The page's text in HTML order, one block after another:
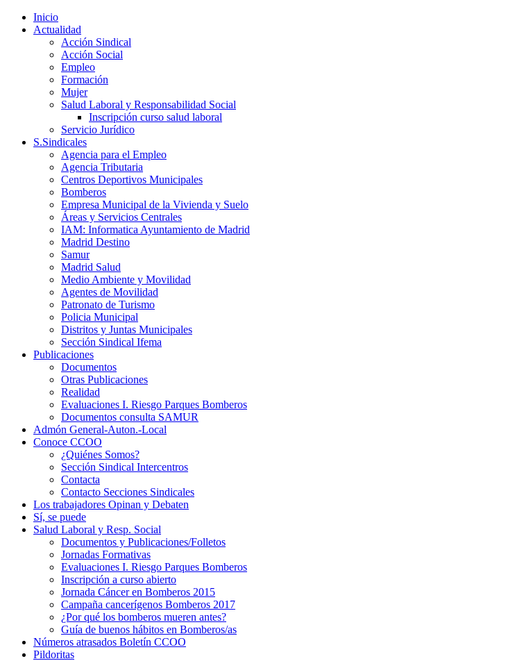
Inicio
Actualidad
Acción Sindical
Acción Social
Empleo
Formación
Mujer
Salud Laboral y Responsabilidad Social
Inscripción curso salud laboral
Servicio Jurídico
S.Sindicales
Agencia para el Empleo
Agencia Tributaria
Centros Deportivos Municipales
Bomberos
Empresa Municipal de la Vivienda y Suelo
Áreas y Servicios Centrales
IAM: Informatica Ayuntamiento de Madrid
Madrid Destino
Samur
Madrid Salud
Medio Ambiente y Movilidad
Agentes de Movilidad
Patronato de Turismo
Policia Municipal
Distritos y Juntas Municipales
Sección Sindical Ifema
Publicaciones
Documentos
Otras Publicaciones
Realidad
Evaluaciones I. Riesgo Parques Bomberos
Documentos consulta SAMUR
Admón General-Auton.-Local
Conoce CCOO
¿Quiénes Somos?
Sección Sindical Intercentros
Contacta
Contacto Secciones Sindicales
Los trabajadores Opinan y Debaten
Sí, se puede
Salud Laboral y Resp. Social
Documentos y Publicaciones/Folletos
Jornadas Formativas
Evaluaciones I. Riesgo Parques Bomberos
Inscripción a curso abierto
Jornada Cáncer en Bomberos 2015
Campaña cancerígenos Bomberos 2017
¿Por qué los bomberos mueren antes?
Guía de buenos hábitos en Bomberos/as
Números atrasados Boletín CCOO
Pildoritas